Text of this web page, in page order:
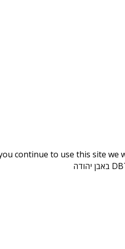
continue to use this site we